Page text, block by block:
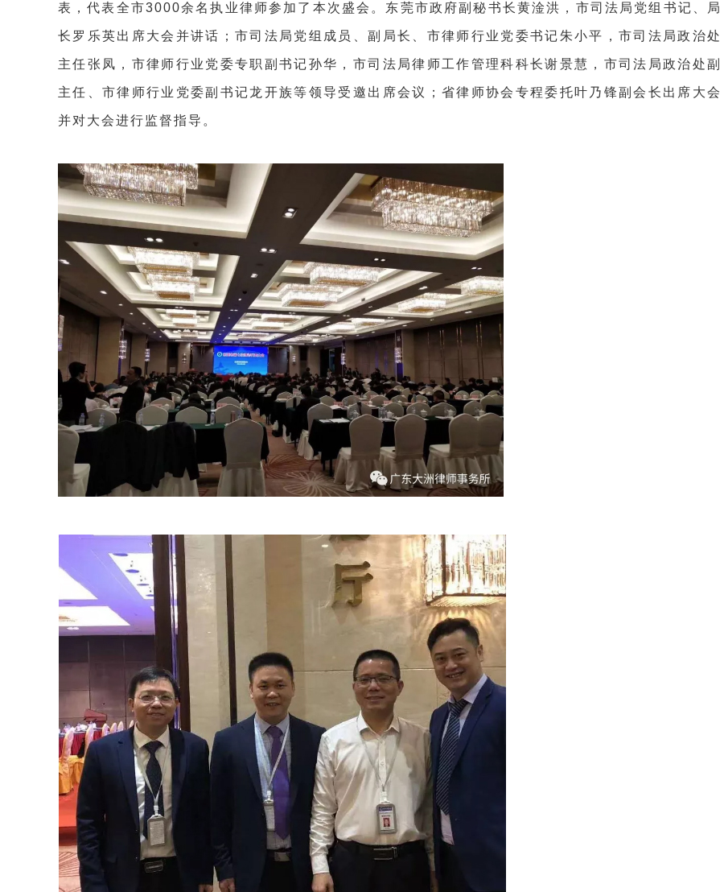
表，代表全市3000余名执业律师参加了本次盛会。东莞市政府副秘书长黄淦洪，市司法局党组书记、局
长罗乐英出席大会并讲话；市司法局党组成员、副局长、市律师行业党委书记朱小平，市司法局政治处
主任张凤，市律师行业党委专职副书记孙华，市司法局律师工作管理科科长谢景慧，市司法局政治处副
主任、市律师行业党委副书记龙开族等领导受邀出席会议；省律师协会专程委托叶乃锋副会长出席大会
并对大会进行监督指导。